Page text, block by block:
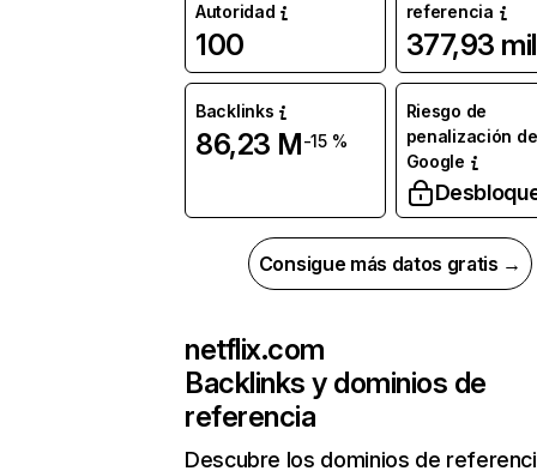
Autoridad
100
referencia
377,93 mil
Backlinks
86,23 M-15 %
Riesgo de
penalización de
Google
Consigue más datos gratis →
netflix.com
Backlinks y dominios de
referencia
Descubre los dominios de